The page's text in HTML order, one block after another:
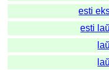
esti
esti